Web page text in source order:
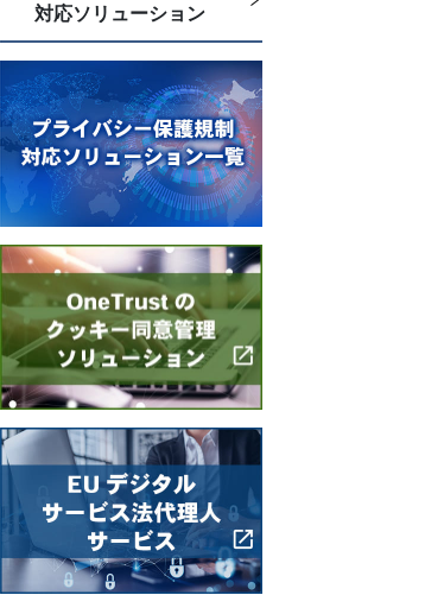
対応ソリューション